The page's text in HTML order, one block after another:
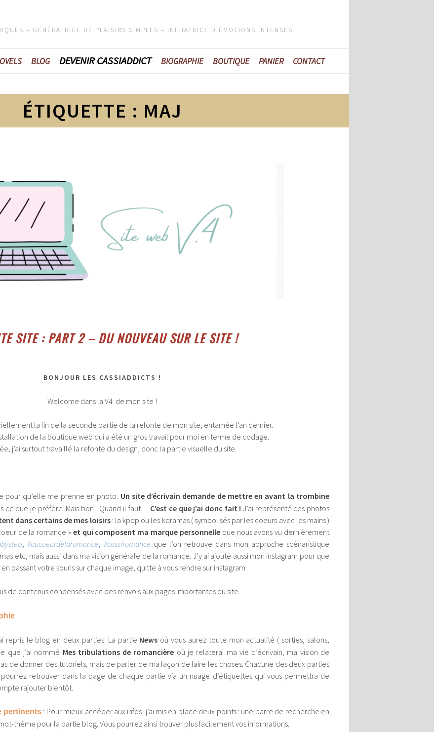
– GÉNÉRATRICE DE PLAISIRS SIMPLES – INITIATRICE D'ÉMOTIONS INTENSES
BLOG DEVENIR CASSIADDICT BIOGRAPHIE BOUTIQUE PANIER CONTACT
ÉTIQUETTE : MAJ
SITE : PART 2 – DU NOUVEAU SUR LE SITE !
BONJOUR LES CASSIADDICTS !
Welcome dans la V4 de mon site !
la fin de la seconde partie de la refonte de mon site, entamée l’an dernier.
de la boutique web qui a été un gros travail pour moi en terme de codage.
j’ai surtout travaillé la refonte du design, donc la partie visuelle du site.
pour qu’elle me prenne en photo. Un site d’écrivain demande de mettre en avant la trombine
ce que je préfère. Mais bon ! Quand il faut… C’est ce que j’ai donc fait ! J’ai représenté ces photos
dans certains de mes loisirs: la kpop ou les kdramas ( symbolisés par les coeurs avec les mains )
de la romance » et qui composent ma marque personnelleque nous avons vu dernièrement
, #aucoeurdelaromance, #cassiromance que l’on retrouve dans mon approche scénaristique
etc, mais aussi dans ma vision générale de la romance. J’y ai ajouté aussi mon instagram pour que
passant votre souris sur chaque image, quitte à vous rendre sur instagram.
de contenus condensés avec des renvois aux pages importantes du site.
repris le blog en deux parties. La partie News où vous aurez toute mon actualité ( sorties, salons,
que j’ai nommé Mes tribulations de romancière où je relaterai ma vie d’écrivain, ma vision de
de donner des tutoriels, mais de parler de ma façon de faire les choses. Chacune des deux parties
retrouver dans la page de chaque partie via un nuage d’étiquettes qui vous permettra de
rajouter bientôt.
pertinents: Pour mieux accéder aux infos, j’ai mis en place deux points : une barre de recherche en
thème pour la partie blog. Vous pourrez ainsi trouver plus facilement vos informations.